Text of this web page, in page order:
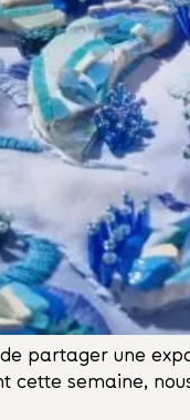
partager une
cette semaine,